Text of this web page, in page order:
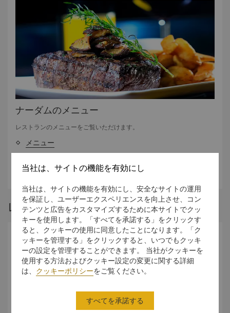
ナーダムのメニュー
レストランのメニューをご覧いただけます。
メニュー
Happy Hour
レストランストーリー
当社は、サイトの機能を有効にし
当社は、サイトの機能を有効にし、安全なサイトの運用
を保証し、ユーザーエクスペリエンスを向上させ、コン
テンツと広告をカスタマイズするために本サイトでクッ
キーを使用します。「すべてを承諾する」をクリックす
ると、クッキーの使用に同意したことになります。「ク
ッキーを管理する」をクリックすると、いつでもクッキ
ーの設定を管理することができます。 当社がクッキーを
使用する方法およびクッキー設定の変更に関する詳細
は、 クッキーポリシーをご覧ください。
すべてを承諾する